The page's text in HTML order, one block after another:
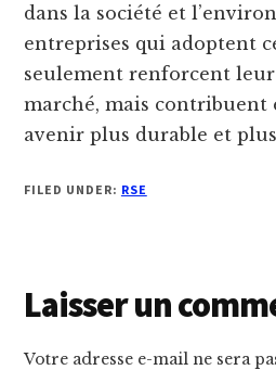
dans la société et
entreprises qui adoptent
seulement renforcent
marché, mais contribuent
avenir plus durable et
FILED UNDER: RSE
Reader
Interactions
Laisser un
Votre adresse e-mail ne sera